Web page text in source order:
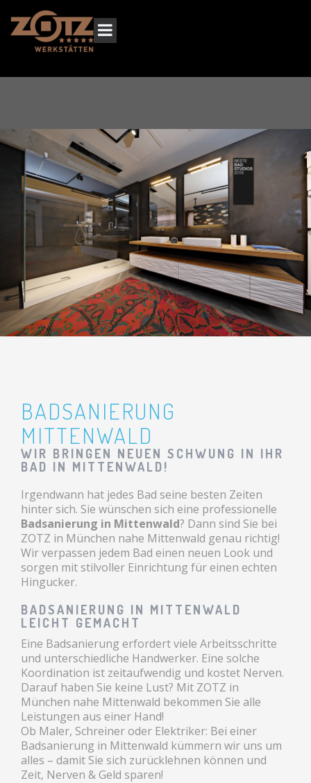
BADSANIERUNG
MITTENWALD
WIR BRINGEN NEUEN SCHWUNG IN IHR
BAD IN MITTENWALD!
Irgendwann hat jedes Bad seine besten Zeiten
hinter sich. Sie wünschen sich eine professionelle
Badsanierung in Mittenwald? Dann sind Sie bei
ZOTZ in München nahe Mittenwald genau richtig!
Wir verpassen jedem Bad einen neuen Look und
sorgen mit stilvoller Einrichtung für einen echten
Hingucker.
BADSANIERUNG IN MITTENWALD
LEICHT GEMACHT
Eine Badsanierung erfordert viele Arbeitsschritte
und unterschiedliche Handwerker. Eine solche
Koordination ist zeitaufwendig und kostet Nerven.
Darauf haben Sie keine Lust? Mit ZOTZ in
München nahe Mittenwald bekommen Sie alle
Leistungen aus einer Hand!
Ob Maler, Schreiner oder Elektriker: Bei einer
Badsanierung in Mittenwald kümmern wir uns um
alles – damit Sie sich zurücklehnen können und
Zeit, Nerven & Geld sparen!